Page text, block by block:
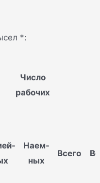
*:
Число
рабочих
Наем-
ных
Всего